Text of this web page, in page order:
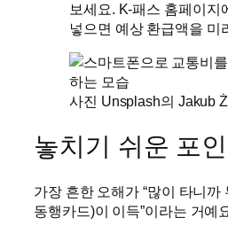
보세요. K-패스 홈페이지
넣으면 예상 환급액을 미
사진 Unsplash의 Jakub
놓치기 쉬운 포
가장 흔한 오해가 “많이 타니
동행카드)이 이득”이라는 거예